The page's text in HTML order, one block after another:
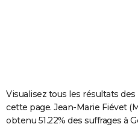
Carte de Noël
Carte Bonne année
Carte Saint-Valentin
Carte Pâques
Carte d'anniversaire
DICTIONNAIRE
Visualisez tous les résultats
cette page. Jean-Marie Fiévet
obtenu 51.22% des suffrages à